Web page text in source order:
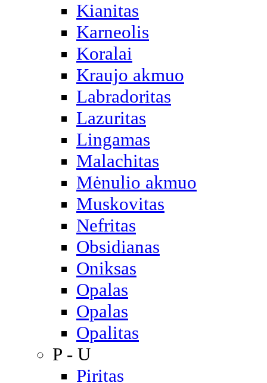
Kianitas
Karneolis
Koralai
Kraujo akmuo
Labradoritas
Lazuritas
Lingamas
Malachitas
Mėnulio akmuo
Muskovitas
Nefritas
Obsidianas
Oniksas
Opalas
Opalas
Opalitas
P - U
Piritas